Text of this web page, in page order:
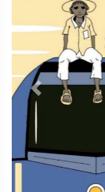
Previous